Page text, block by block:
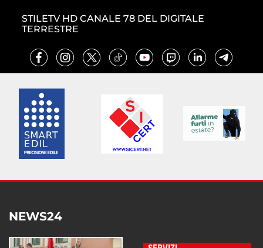
STILETV HD CANALE 78 DEL DIGITALE
TERRESTRE
NEWS24